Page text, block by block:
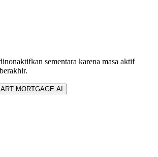
sementara karena masa aktif
MORTGAGE AI